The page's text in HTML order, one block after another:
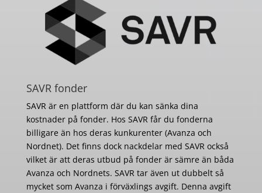
SAVR fonder
SAVR är en plattform där du kan sänka dina
kostnader på fonder. Hos SAVR får du fonderna
billigare än hos deras kunkurenter (Avanza och
Nordnet). Det finns dock nackdelar med SAVR också
vilket är att deras utbud på fonder är sämre än båda
Avanza och Nordnets. SAVR tar även ut dubbelt så
mycket som Avanza i förväxlings avgift. Denna avgift